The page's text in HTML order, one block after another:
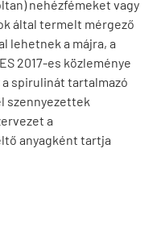
nehézfémeket vagy
által termelt mérgező
lehetnek a májra, a
2017-es közleménye
spirulinát tartalmazó
szennyezettek
a
anyagként tartja